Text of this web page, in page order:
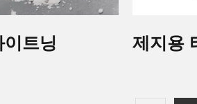
트닝 제지용